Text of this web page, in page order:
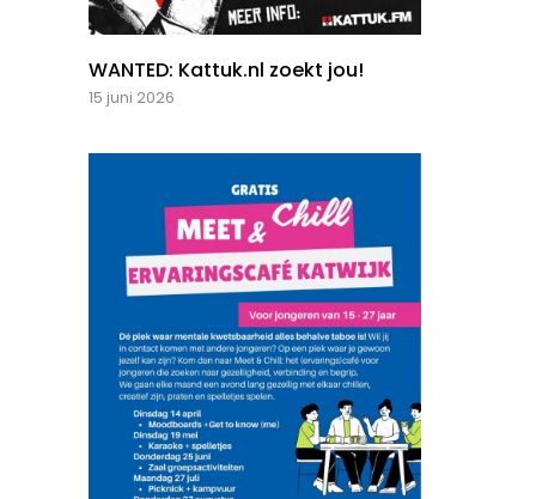
WANTED: Kattuk.nl zoekt jou!
15 juni 2026